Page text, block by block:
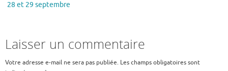
28 et 29 septembre
Laisser un commentaire
Votre adresse e-mail ne sera pas publiée. Les champs obligatoires sont